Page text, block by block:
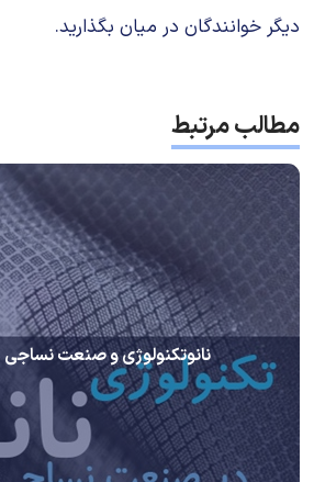
دیگر خوانندگان در میان بگذارید.
مطالب مرتبط
نانوتکنولوژی و صنعت نساجی